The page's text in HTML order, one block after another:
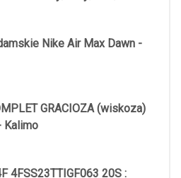
Nike Air Max Dawn -
GRACIOZA (wiskoza)
Kalimo
4FSS23TTIGF063 20S :